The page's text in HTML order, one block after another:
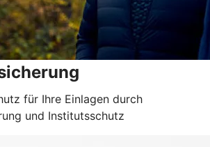
für Ihre Einlagen durch
und Institutsschutz